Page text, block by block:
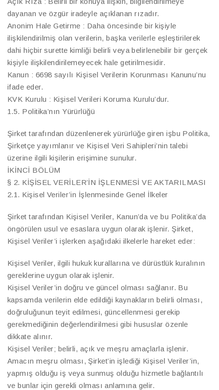
dayanan ve özgür iradeyle açıklanan rızadır.
Anonim Hale Getirme : Daha öncesinde bir kişiyle
ilişkilendirilmiş olan verilerin, başka verilerle eşleştirilerek
dahi hiçbir surette kimliği belirli veya belirlenebilir bir gerçek
kişiyle ilişkilendirilemeyecek hale getirilmesidir.
Kanun : 6698 sayılı Kişisel Verilerin Korunması Kanunu’nu
ifade eder.
KVK Kurulu : Kişisel Verileri Koruma Kurulu’dur.
1.5. Politika’nın Yürürlüğü
Şirket tarafından düzenlenerek yürürlüğe giren işbu Politika,
Şirketçe yayımlanır ve Kişisel Veri Sahipleri’nin talebi
üzerine ilgili kişilerin erişimine sunulur.
İKİNCİ BÖLÜM
§ 2. KİŞİSEL VERİLER’İN İŞLENMESİ VE AKTARILMASI
2.1. Kişisel Veriler’in İşlenmesinde Genel İlkeler
Şirket tarafından Kişisel Veriler, Kanun’da ve bu Politika’da
öngörülen usul ve esaslara uygun olarak işlenir. Şirket,
Kişisel Veriler’i işlerken aşağıdaki ilkelerle hareket eder:
Kişisel Veriler, ilgili hukuk kurallarına ve dürüstlük kuralının
gereklerine uygun olarak işlenir.
Kişisel Veriler’in doğru ve güncel olması sağlanır. Bu
kapsamda verilerin elde edildiği kaynakların belirli olması,
doğruluğunun teyit edilmesi, güncellenmesi gerekip
gerekmediğinin değerlendirilmesi gibi hususlar özenle
dikkate alınır.
Kişisel Veriler; belirli, açık ve meşru amaçlarla işlenir.
Amacın meşru olması, Şirket’in işlediği Kişisel Veriler’in,
yapmış olduğu iş veya sunmuş olduğu hizmetle bağlantılı
ve bunlar için gerekli olması anlamına gelir.